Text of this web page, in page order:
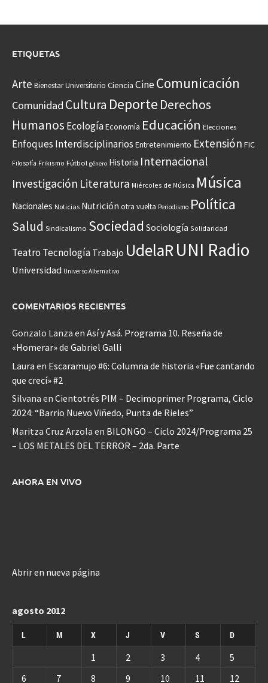
ETIQUETAS
Arte Bienestar Universitario Ciencia CineComunicación
Comunidad Cultura Deporte Derechos
Humanos EcologíaEconomía Educación Elecciones
Enfoques Interdisciplinarios Entretenimiento Extensión FIC
Filosofía Frikismo Fútbol género Historia Internacional
Investigación Literatura Miércoles de Música Música
Nacionales Noticias Nutrición otra vuelta Periodismo Política
Salud Sindicalismo Sociedad Sociología Solidaridad
Teatro Tecnología Trabajo UdelaRUNI Radio
Universidad Universo Alternativo
COMENTARIOS RECIENTES
Gonzalo Lanza en Así y Asá. Programa 10. Reseña de
«Homerar» de Gabriel Galli
Laura en Escaramujo #6: Columna de historia «Fue cantando
que crecí» #2
Silvana en Cientotrés PIM – Decimoprimer Programa, Ciclo
2024: “Barrio Nuevo Viñedo, Punta de Rieles”
Maritza Cruz Arzola en BILONGO – Ciclo 2024/Programa 25
– LOS METALES DEL TERROR – 2da. Parte
AHORA EN VIVO
Abrir en nueva página
agosto 2012
L M X J V S D
1 2 3 4
5
6
7 8 9 10 11 12